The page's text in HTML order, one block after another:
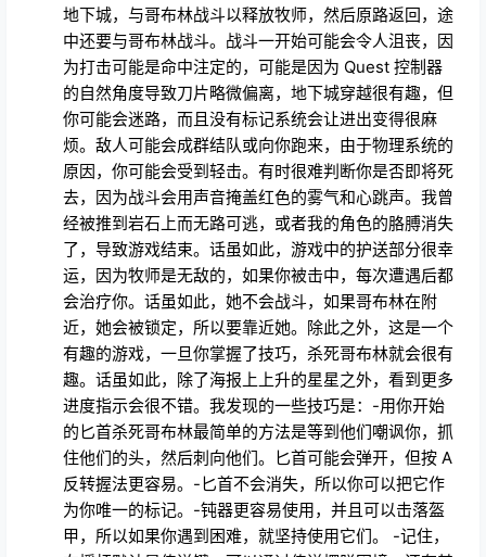
地下城，与哥布林战斗以释放牧师，然后原路返回，途
中还要与哥布林战斗。战斗一开始可能会令人沮丧，因
为打击可能是命中注定的，可能是因为 Quest 控制器
的自然角度导致刀片略微偏离，地下城穿越很有趣，但
你可能会迷路，而且没有标记系统会让进出变得很麻
烦。敌人可能会成群结队或向你跑来，由于物理系统的
原因，你可能会受到轻击。有时很难判断你是否即将死
去，因为战斗会用声音掩盖红色的雾气和心跳声。我曾
经被推到岩石上而无路可逃，或者我的角色的胳膊消失
了，导致游戏结束。话虽如此，游戏中的护送部分很幸
运，因为牧师是无敌的，如果你被击中，每次遭遇后都
会治疗你。话虽如此，她不会战斗，如果哥布林在附
近，她会被锁定，所以要靠近她。除此之外，这是一个
有趣的游戏，一旦你掌握了技巧，杀死哥布林就会很有
趣。话虽如此，除了海报上上升的星星之外，看到更多
进度指示会很不错。我发现的一些技巧是：-用你开始
的匕首杀死哥布林最简单的方法是等到他们嘲讽你，抓
住他们的头，然后刺向他们。匕首可能会弹开，但按 A
反转握法更容易。-匕首不会消失，所以你可以把它作
为你唯一的标记。-钝器更容易使用，并且可以击落盔
甲，所以如果你遇到困难，就坚持使用它们。 -记住，